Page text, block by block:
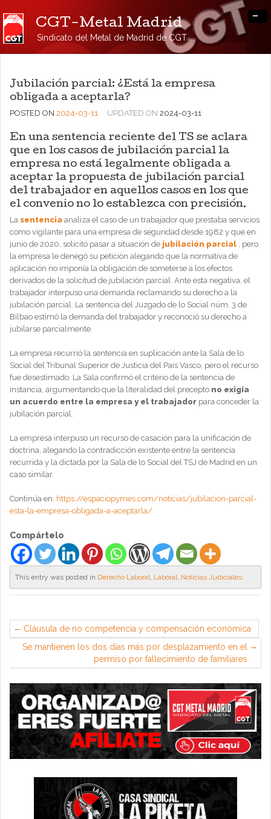
CGT-Metal Madrid
Sindicato del Metal de Madrid de CGT
-
Jubilación parcial: ¿Está la empresa
obligada a aceptarla?
POSTED ON 2024-03-11 UPDATED ON 2024-03-11
En una sentencia reciente del TS se aclara
que en los casos de jubilación parcial la
empresa no está legalmente obligada a
aceptar la propuesta de jubilación parcial
del trabajador en aquellos casos en los que
el convenio no lo establezca con precisión.
La sentencia analiza el caso de un trabajador que prestaba servicios
como vigilante para una empresa de seguridad desde 1982 y que en
junio de 2020, solicitó pasar a situación de jubilación parcial , pero
la empresa le denegó su petición alegando que la normativa de
aplicación no imponía la obligación de someterse a los efectos
derivados de la solicitud de jubilación parcial. Ante esta negativa, el
trabajador interpuso una demanda reclamando su derecho a la
jubilación parcial. La sentencia del Juzgado de lo Social núm. 3 de
Bilbao estimó la demanda del trabajador y reconoció su derecho a
jubilarse parcialmente.
La empresa recurrió la sentencia en suplicación ante la Sala de lo
Social del Tribunal Superior de Justicia del País Vasco, pero el recurso
fue desestimado. La Sala confirmó el criterio de la sentencia de
instancia, argumentando que la literalidad del precepto no exigía
un acuerdo entre la empresa y el trabajador para conceder la
jubilación parcial.
La empresa interpuso un recurso de casación para la unificación de
doctrina, alegando la contradicción existente entre la sentencia
recurrida y la dictada por la Sala de lo Social del TSJ de Madrid en un
caso similar.
Continúa en: https://espaciopymes.com/noticias/jubilacion-parcial-
esta-la-empresa-obligada-a-aceptarla/
Compártelo
This entry was posted in Derecho Laboral, Laboral, Noticias Judiciales.
Cláusula de no competencia y compensación económica
Se mantienen los dos días más por desplazamiento en el
permiso por fallecimiento de familiares